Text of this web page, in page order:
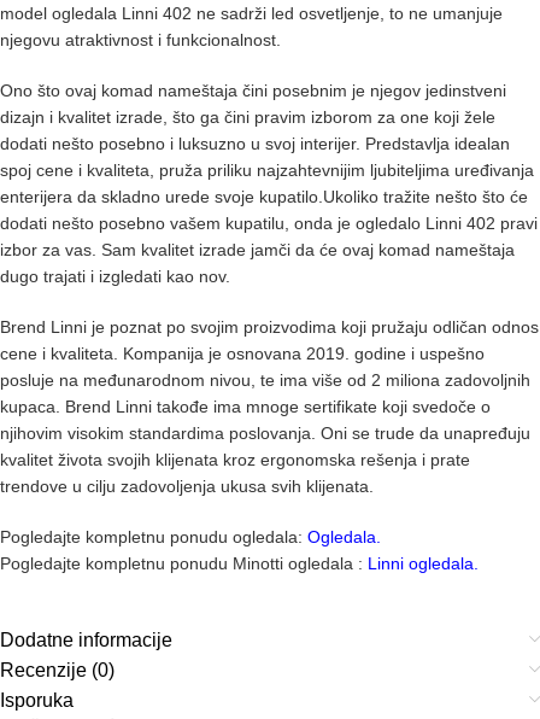
model ogledala Linni 402 ne sadrži led osvetljenje, to ne umanjuje
njegovu atraktivnost i funkcionalnost.
Ono što ovaj komad nameštaja čini posebnim je njegov jedinstveni
dizajn i kvalitet izrade, što ga čini pravim izborom za one koji žele
dodati nešto posebno i luksuzno u svoj interijer. Predstavlja idealan
spoj cene i kvaliteta, pruža priliku najzahtevnijim ljubiteljima uređivanja
enterijera da skladno urede svoje kupatilo.Ukoliko tražite nešto što će
dodati nešto posebno vašem kupatilu, onda je ogledalo Linni 402 pravi
izbor za vas. Sam kvalitet izrade jamči da će ovaj komad nameštaja
dugo trajati i izgledati kao nov.
Brend Linni je poznat po svojim proizvodima koji pružaju odličan odnos
cene i kvaliteta. Kompanija je osnovana 2019. godine i uspešno
posluje na međunarodnom nivou, te ima više od 2 miliona zadovoljnih
kupaca. Brend Linni takođe ima mnoge sertifikate koji svedoče o
njihovim visokim standardima poslovanja. Oni se trude da unapređuju
kvalitet života svojih klijenata kroz ergonomska rešenja i prate
trendove u cilju zadovoljenja ukusa svih klijenata.
Pogledajte kompletnu ponudu ogledala: Ogledala.
Pogledajte kompletnu ponudu Minotti ogledala : Linni ogledala.
Dodatne informacije
Recenzije (0)
Isporuka